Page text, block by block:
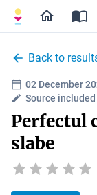
Back to
02 December
Source included
Perfectul
slabe